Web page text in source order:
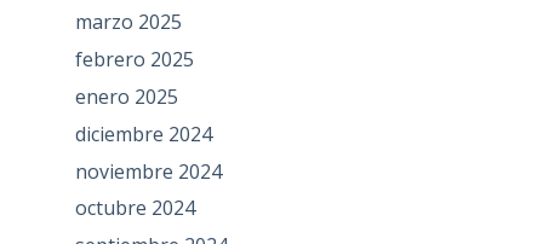
marzo 2025
febrero 2025
enero 2025
diciembre 2024
noviembre 2024
octubre 2024